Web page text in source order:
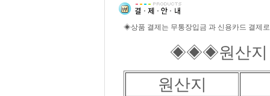
◈상품 결제는 무통장입금 과 신용카드 결제
◈◈◈원산지
원산지